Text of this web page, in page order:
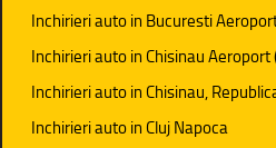
Inchirieri auto in Bucuresti
Inchirieri auto in Chisinau
Inchirieri auto in Chisinau,
Inchirieri auto in Cluj Napoca